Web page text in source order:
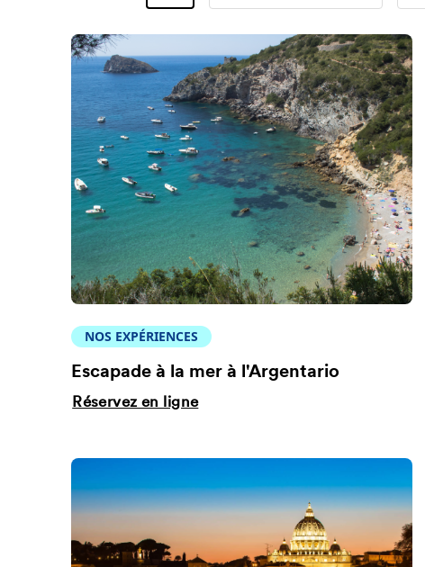
NOS EXPÉRIENCES
Escapade à la mer à l'Argentario
Réservez en ligne